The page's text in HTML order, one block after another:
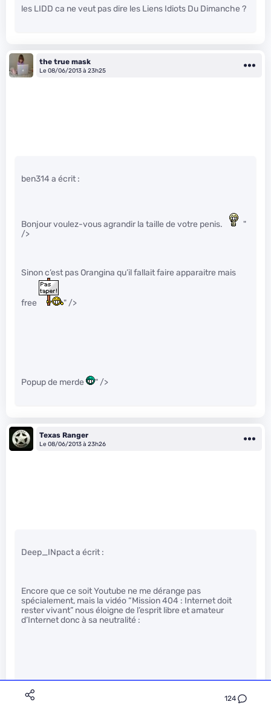
124
les LIDD ca ne veut pas dire les Liens Idiots Du Dimanche ?
the true mask
Le 08/06/2013 à 23h25
ben314 a écrit :
Bonjour voulez-vous agrandir la taille de votre penis.
"
/>
Sinon c’est pas Orangina qu’il fallait faire apparaitre mais
free " />
Popup de merde " />
Texas Ranger
Le 08/06/2013 à 23h26
Deep_INpact a écrit :
Encore que ce soit Youtube ne me dérange pas
spécialement, mais la vidéo “Mission 404 : Internet doit
rester vivant” nous éloigne de l’esprit libre et amateur
d’Internet donc à sa neutralité :
devant la caméra 25 personnes